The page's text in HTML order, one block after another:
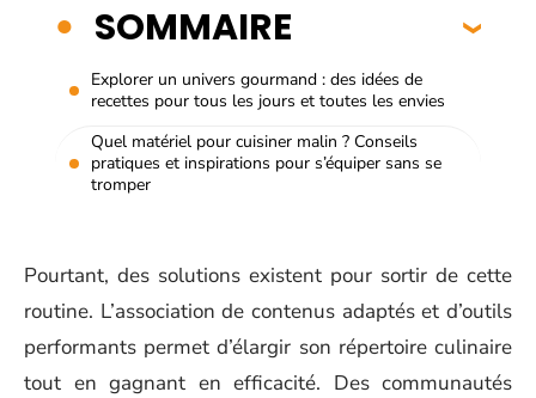
SOMMAIRE
Explorer un univers gourmand : des idées de
recettes pour tous les jours et toutes les envies
Quel matériel pour cuisiner malin ? Conseils
pratiques et inspirations pour s’équiper sans se
tromper
Pourtant, des solutions existent pour sortir de cette
routine. L’association de contenus adaptés et d’outils
performants permet d’élargir son répertoire culinaire
tout en gagnant en efficacité. Des communautés